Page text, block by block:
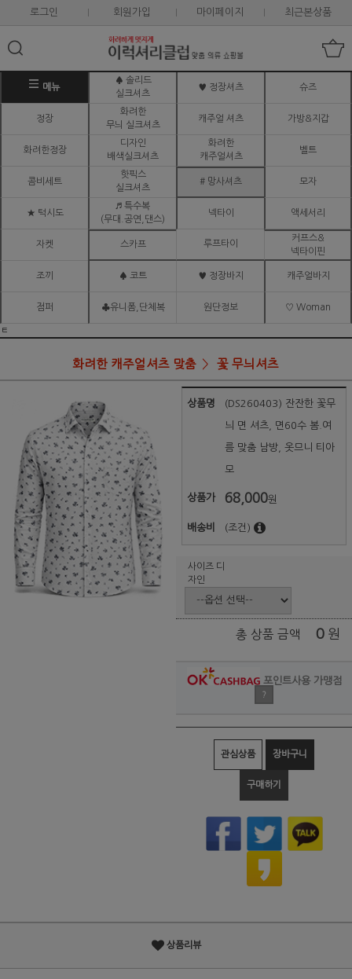
로그인 회원가입 마이페이지 최근본상품
메뉴
♠ 솔리드
실크셔츠
♥ 정장셔츠 슈즈
정장
화려한
무늬 실크셔츠
캐주얼 셔츠 가방&지갑
화려한정장
디자인
배색실크셔츠
화려한
캐주얼셔츠
벨트
콤비세트
핫픽스
실크셔츠
# 망사셔츠 모자
★ 턱시도
♬ 특수복
(무대.공연,댄스)
넥타이 액세서리
자켓 스카프 루프타이
커프스&
넥타이핀
조끼 ♠ 코트 ♥ 정장바지 캐주얼바지
점퍼 ♣유니폼,단체복 원단정보 ♡ Woman
ㅌ
화려한 캐주얼셔츠 맞춤 꽃 무늬셔츠
상품명 (DS260403) 잔잔한 꽃무
늬 면 셔츠, 면60수 봄.여
름 맞춤 남방, 옷므니 티아
모
상품가 68,000원
배송비 (조건)
사이즈 디
자인
총 상품 금액 0 원
포인트사용 가맹점
?
관심상품 장바구니
구매하기
상품리뷰